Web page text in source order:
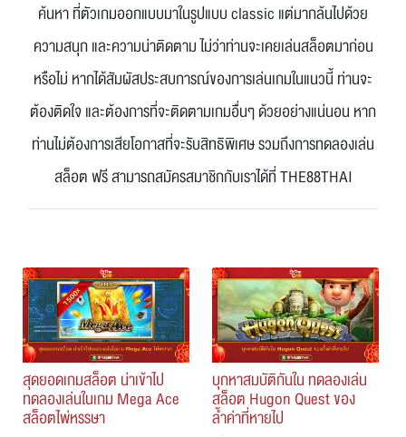
ค้นหา ที่ตัวเกมออกแบบมาในรูปแบบ classic แต่มากล้นไปด้วย
ความสนุก และความน่าติดตาม ไม่ว่าท่านจะเคยเล่นสล็อตมาก่อน
หรือไม่ หากได้สัมผัสประสบการณ์ของการเล่นเกมในแนวนี้ ท่านจะ
ต้องติดใจ และต้องการที่จะติดตามเกมอื่นๆ ด้วยอย่างแน่นอน หาก
ท่านไม่ต้องการเสียโอกาสที่จะรับสิทธิพิเศษ รวมถึงการทดลองเล่น
สล็อต ฟรี สามารถสมัครสมาชิกกับเราได้ที่ THE88THAI
สุดยอดเกมสล็อต น่าเข้าไป
ทดลองเล่นในเกม Mega Ace
สล็อตไพ่หรรษา
บุกหาสมบัติกันใน ทดลองเล่น
สล็อต Hugon Quest ของ
ล้ำค่าที่หายไป